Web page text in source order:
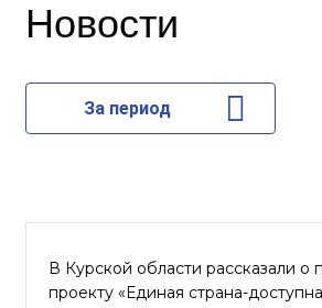
Новости
За период
В Курской области рассказали о
проекту «Единая страна-